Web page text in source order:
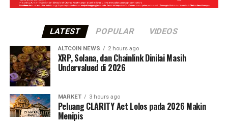
LATEST POPULAR VIDEOS
ALTCOIN NEWS 2 hours ago
XRP, Solana, dan Chainlink Dinilai Masih
Undervalued di 2026
MARKET 3 hours ago
Peluang CLARITY Act Lolos pada 2026 Makin
Menipis